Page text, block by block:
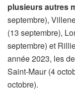
plusieurs autres
septembre),
(13 septembre),
septembre) et
année 2023, les
Saint-Maur (4
octobre).